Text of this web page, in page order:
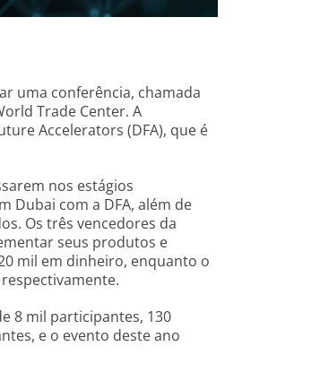
uma conferência, chamada
Trade Center. A
Accelerators (DFA), que é
nos estágios
Dubai com a DFA, além de
Os três vencedores da
seus produtos e
mil em dinheiro, enquanto o
8 mil participantes, 130
e o evento deste ano